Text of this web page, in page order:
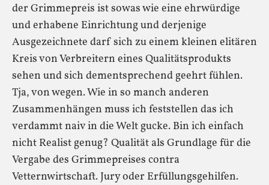
der Grimmepreis ist sowas wie eine ehrwürdige
und erhabene Einrichtung und derjenige
Ausgezeichnete darf sich zu einem kleinen elitären
Kreis von Verbreitern eines Qualitätsprodukts
sehen und sich dementsprechend geehrt fühlen.
Tja, von wegen. Wie in so manch anderen
Zusammenhängen muss ich feststellen das ich
verdammt naiv in die Welt gucke. Bin ich einfach
nicht Realist genug? Qualität als Grundlage für die
Vergabe des Grimmepreises contra
Vetternwirtschaft. Jury oder Erfüllungsgehilfen.